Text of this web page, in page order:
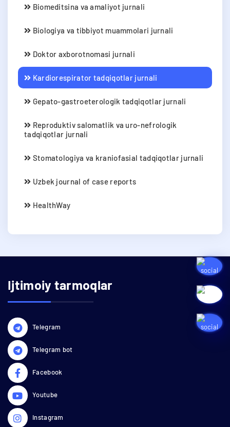
Biomeditsina va amaliyot jurnali
Biologiya va tibbiyot muammolari jurnali
Doktor axborotnomasi jurnali
Kardiorespirator tadqiqotlar jurnali
Gepato-gastroeterologik tadqiqotlar jurnali
Reproduktiv salomatlik va uro-nefrologik
tadqiqotlar jurnali
Stomatologiya va kraniofasial tadqiqotlar jurnali
Uzbek journal of case reports
HealthWay
Ijtimoiy tarmoqlar
Telegram
Telegram bot
Facebook
Youtube
Instagram